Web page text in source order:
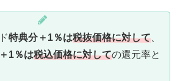
特典分＋1％は税抜価格に対して
1％は税込価格に対しての還元率と